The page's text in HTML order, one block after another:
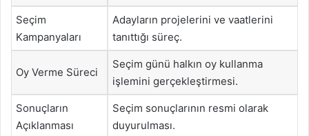
Seçim
Kampanyaları
Adayların projelerini ve vaatlerini
tanıttığı süreç.
Oy Verme Süreci
Seçim günü halkın oy kullanma
işlemini gerçekleştirmesi.
Sonuçların
Açıklanması
Seçim sonuçlarının resmi olarak
duyurulması.